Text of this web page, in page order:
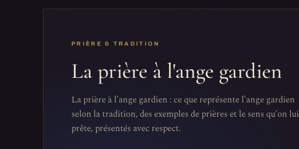
PRIÈRE & TRADITION
La prière à l'ange gardien
La prière à l'ange gardien : ce que représente l'ange gardien
selon la tradition, des exemples de prières et le sens qu'on lui
prête, présentés avec respect.